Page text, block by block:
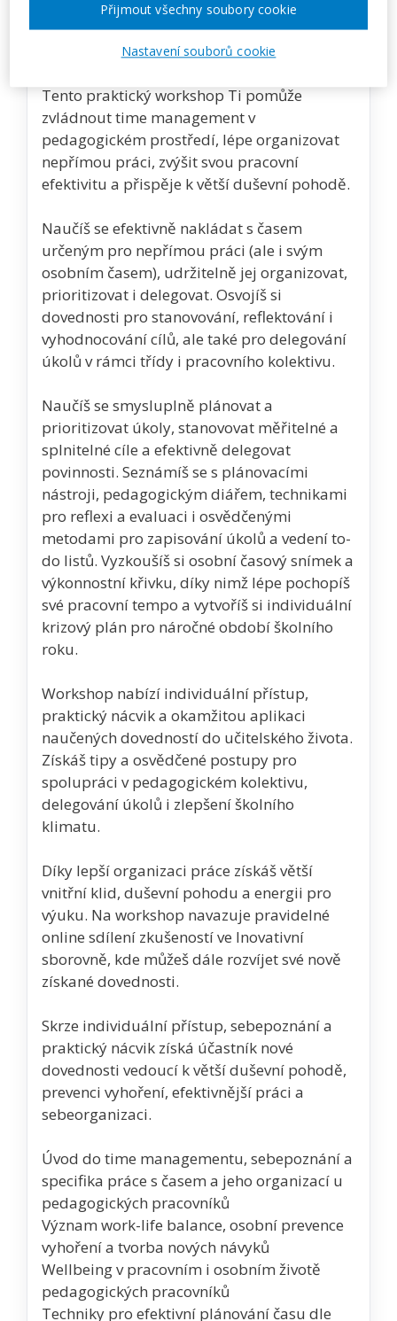
Efektivní řízení času je klíčem k lepší
Tento praktický workshop Ti pomůže
zvládnout time management v
pedagogickém prostředí, lépe organizovat
nepřímou práci, zvýšit svou pracovní
efektivitu a přispěje k větší duševní pohodě.
Naučíš se efektivně nakládat s časem
určeným pro nepřímou práci (ale i svým
osobním časem), udržitelně jej organizovat,
prioritizovat i delegovat. Osvojíš si
dovednosti pro stanovování, reflektování i
vyhodnocování cílů, ale také pro delegování
úkolů v rámci třídy i pracovního kolektivu.
Naučíš se smysluplně plánovat a
prioritizovat úkoly, stanovovat měřitelné a
splnitelné cíle a efektivně delegovat
povinnosti. Seznámíš se s plánovacími
nástroji, pedagogickým diářem, technikami
pro reflexi a evaluaci i osvědčenými
metodami pro zapisování úkolů a vedení to-
do listů. Vyzkoušíš si osobní časový snímek a
výkonnostní křivku, díky nimž lépe pochopíš
své pracovní tempo a vytvoříš si individuální
krizový plán pro náročné období školního
roku.
Workshop nabízí individuální přístup,
praktický nácvik a okamžitou aplikaci
naučených dovedností do učitelského života.
Získáš tipy a osvědčené postupy pro
spolupráci v pedagogickém kolektivu,
delegování úkolů i zlepšení školního
klimatu.
Díky lepší organizaci práce získáš větší
vnitřní klid, duševní pohodu a energii pro
výuku. Na workshop navazuje pravidelné
online sdílení zkušeností ve Inovativní
sborovně, kde můžeš dále rozvíjet své nově
získané dovednosti.
Skrze individuální přístup, sebepoznání a
praktický nácvik získá účastník nové
dovednosti vedoucí k větší duševní pohodě,
prevenci vyhoření, efektivnější práci a
sebeorganizaci.
Úvod do time managementu, sebepoznání a
specifika práce s časem a jeho organizací u
pedagogických pracovníků
Význam work-life balance, osobní prevence
vyhoření a tvorba nových návyků
Wellbeing v pracovním i osobním životě
pedagogických pracovníků
Techniky pro efektivní plánování času dle
Nastavení souborů cookie
Přijmout všechny soubory cookie